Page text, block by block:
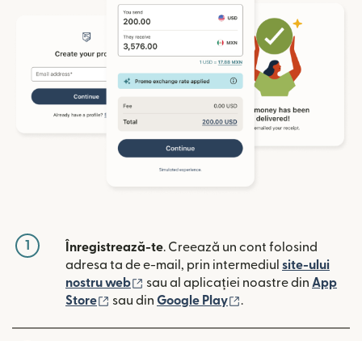
1 Înregistrează-te. Creează un cont folosind
adresa ta de e-mail, prin intermediul site-ului
nostru web
(se deschide într-o fereastră nouă)
sau al aplicației noastre din App
Store
(se deschide într-o fereastră nouă)
sau din Google Play (se deschide într-o
.